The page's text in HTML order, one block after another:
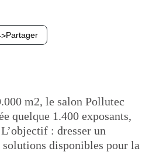
Partager
m2, le salon Pollutec
quelque 1.400 exposants,
: dresser un
disponibles pour la